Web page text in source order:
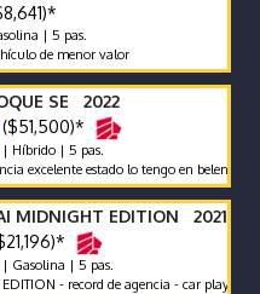
| 5 pas.
de menor valor
SE 2022
($51,500)*
Híbrido | 5 pas.
estado lo tengo en belen heredia
MIDNIGHT EDITION 2021
Gasolina | 5 pas.
- record de agencia - car play - poco